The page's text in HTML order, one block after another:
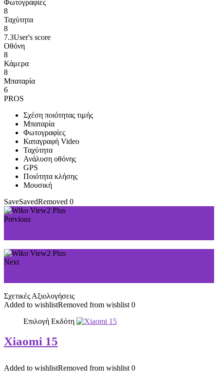
Φωτογραφίες
8
Ταχύτητα
8
7.3User's score
Οθόνη
8
Κάμερα
8
Μπαταρία
6
PROS
Σχέση ποιότητας τιμής
Μπαταρία
Φωτογραφίες
Καταγραφή Video
Ταχύτητα
Ανάλυση οθόνης
GPS
Ποιότητα κλήσης
Μουσική
SaveSavedRemoved 0
Previous
Next
Σχετικές Αξιολογήσεις
Added to wishlistRemoved from wishlist 0
Επιλογή Εκδότη
Xiaomi 15
Added to wishlistRemoved from wishlist 0